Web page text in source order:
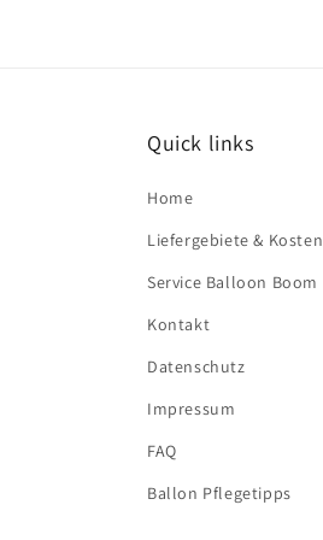
Quick links
Home
Liefergebiete & Kosten
Service Balloon Boom
Kontakt
Datenschutz
Impressum
FAQ
Ballon Pflegetipps